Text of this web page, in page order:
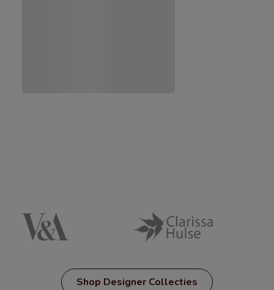
Shop Designer Collecties